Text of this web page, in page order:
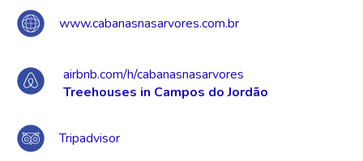
www.cabanasnasarvores.com.br
airbnb.com/h/cabanasnasarvores
Treehouses in Campos do Jordão
Tripadvisor